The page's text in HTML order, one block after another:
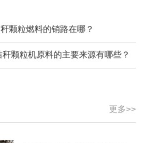
颗粒燃料的销路在哪？
颗粒机原料的主要来源有哪些？
更多>>